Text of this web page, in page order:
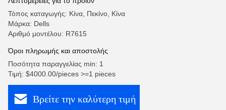
Τόπος καταγωγής: Κίνα, Πεκίνο, Κίνα
Μάρκα: Dells
Αριθμό μοντέλου: R7615
Όροι πληρωμής και αποστολής
Ποσότητα παραγγελίας min: 1
Τιμή: $4000.00/pieces >=1 pieces
Βρείτε την καλύτερη τιμή